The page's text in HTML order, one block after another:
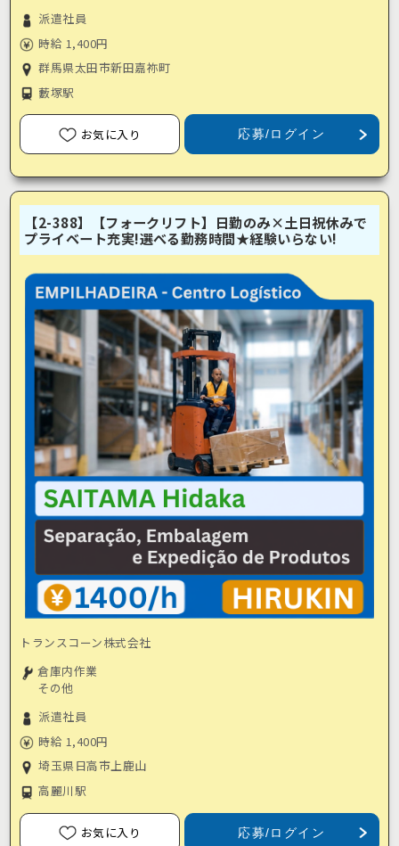
派遣社員
時給 1,400円
群馬県太田市新田嘉祢町
藪塚駅
お気に入り 応募/ログイン
【2-388】【フォークリフト】日勤のみ×土日祝休みで
プライベート充実!選べる勤務時間★経験いらない!
トランスコーン株式会社
倉庫内作業
その他
派遣社員
時給 1,400円
埼玉県日高市上鹿山
高麗川駅
お気に入り 応募/ログイン